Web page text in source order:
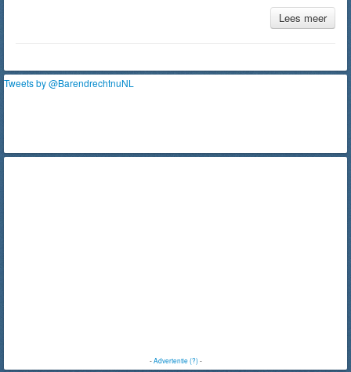
Lees meer
Tweets by @BarendrechtnuNL
-Advertentie (?)-